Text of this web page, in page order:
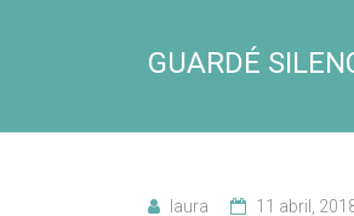
GUARDÉ
laura 11 abril,